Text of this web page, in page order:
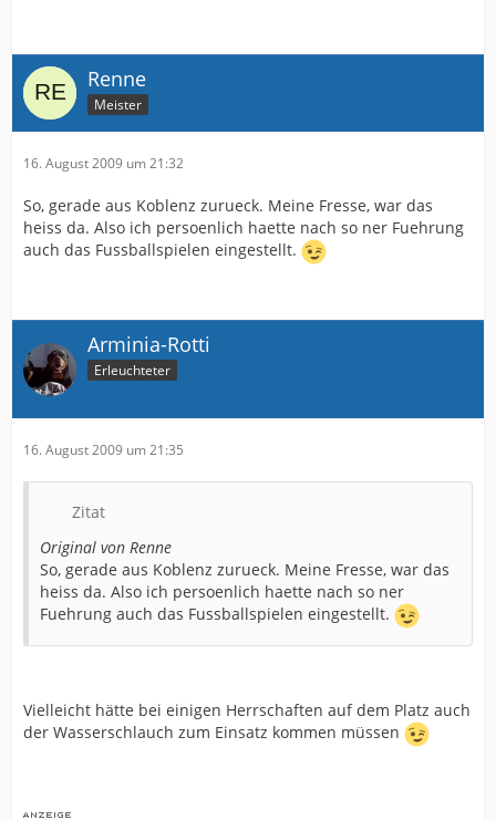
Renne
Meister
16. August 2009 um 21:32
So, gerade aus Koblenz zurueck. Meine Fresse, war das
heiss da. Also ich persoenlich haette nach so ner Fuehrung
auch das Fussballspielen eingestellt.
Arminia-Rotti
Erleuchteter
16. August 2009 um 21:35
Zitat
Original von Renne
So, gerade aus Koblenz zurueck. Meine Fresse, war das
heiss da. Also ich persoenlich haette nach so ner
Fuehrung auch das Fussballspielen eingestellt.
Vielleicht hätte bei einigen Herrschaften auf dem Platz auch
der Wasserschlauch zum Einsatz kommen müssen